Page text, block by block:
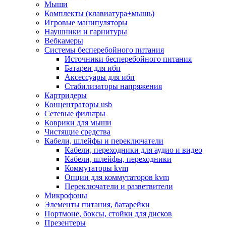
Программное обеспечение
Операционные системы
Антивирусное по
Офисные приложения
Неттопы, тонкие клиенты, платформы nuc
Микрокомпьютеры
Опции для компьютеров
Бытовая техника
Кухонная техника
Блендеры, измельчители
Блинницы
Вакуумные упаковщики
Весы кухонные
Гриль
Дистилляторы
Йогуртницы
Кофеварки и кофемашины
Кофемолки
Кухонные комбайны
Ломтерезки
Микроволновые печи
Миксеры
Мини-печи
Мойки
Мультиварки
Мыши
Комплекты (клавиатура+мышь)
Игровые манипуляторы
Наушники и гарнитуры
Вебкамеры
Системы бесперебойного питания
Источники бесперебойного питания
Батареи для ибп
Аксессуары для ибп
Стабилизаторы напряжения
Картридеры
Концентраторы usb
Сетевые фильтры
Коврики для мыши
Чистящие средства
Кабели, шлейфы и переключатели
Кабели, переходники для аудио и видео
Кабели, шлейфы, переходники
Коммутаторы kvm
Опции для коммутаторов kvm
Переключатели и разветвители
Микрофоны
Элементы питания, батарейки
Портмоне, боксы, стойки для дисков
Презентеры